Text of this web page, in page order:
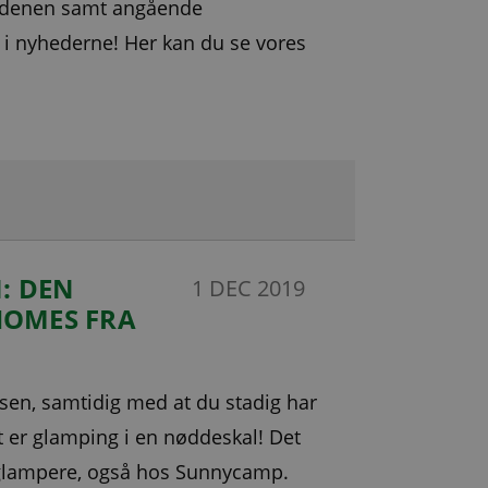
samt angående
nyhederne! Her kan du se vores
1 DEC 2019
DEN
FRA
samtidig med at du stadig har
glamping i en nøddeskal! Det
også hos Sunnycamp.